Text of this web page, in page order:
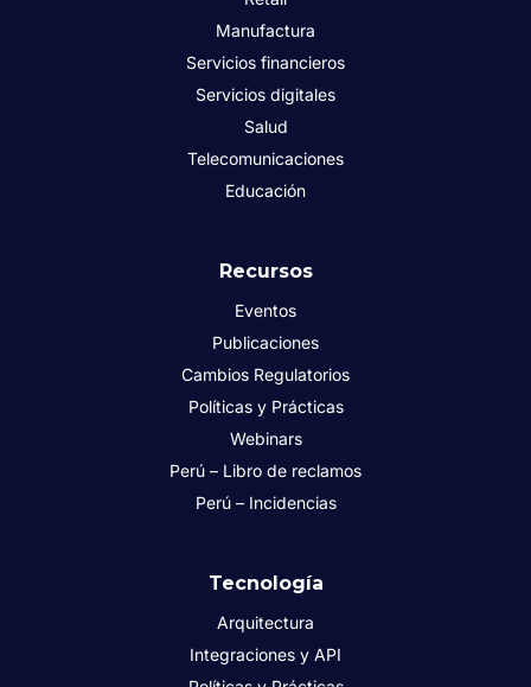
Manufactura
Servicios financieros
Servicios digitales
Salud
Telecomunicaciones
Educación
Recursos
Eventos
Publicaciones
Cambios Regulatorios
Políticas y Prácticas
Webinars
Perú – Libro de reclamos
Perú – Incidencias
Tecnología
Arquitectura
Integraciones y API